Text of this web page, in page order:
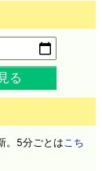
る
。5分ごとはこち